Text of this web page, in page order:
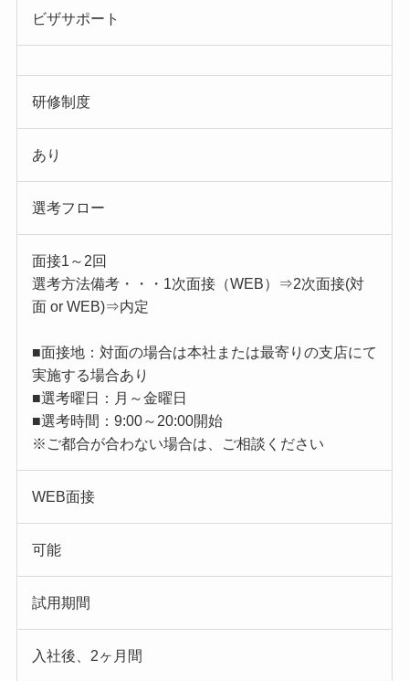
ビザサポート
研修制度
あり
選考フロー
面接1～2回
選考方法備考・・・1次面接（WEB）⇒2次面接(対
面 or WEB)⇒内定
■面接地：対面の場合は本社または最寄りの支店にて
実施する場合あり
■選考曜日：月～金曜日
■選考時間：9:00～20:00開始
※ご都合が合わない場合は、ご相談ください
WEB面接
可能
試用期間
入社後、2ヶ月間